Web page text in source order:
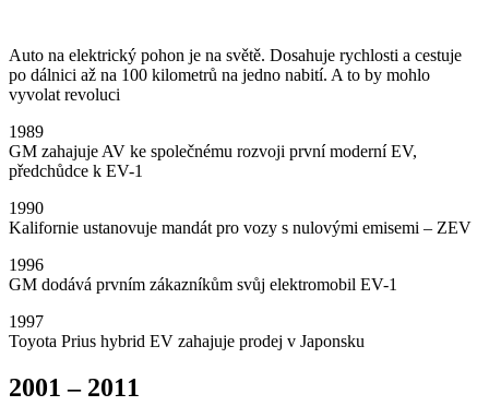
Auto na elektrický pohon je na světě. Dosahuje rychlosti a cestuje
po dálnici až na 100 kilometrů na jedno nabití. A to by mohlo
vyvolat revoluci
1989
GM zahajuje AV ke společnému rozvoji první moderní EV,
předchůdce k EV-1
1990
Kalifornie ustanovuje mandát pro vozy s nulovými emisemi – ZEV
1996
GM dodává prvním zákazníkům svůj elektromobil EV-1
1997
Toyota Prius hybrid EV zahajuje prodej v Japonsku
2001 – 2011